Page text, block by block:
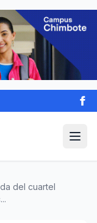
del cuartel